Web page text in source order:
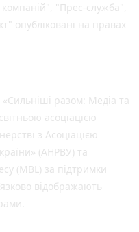
"Прес-служба",
опубліковані на правах
разом: Медіа та
асоціацією
з Асоціацією
(АНРВУ) та
(MBL) за підтримки
відображають